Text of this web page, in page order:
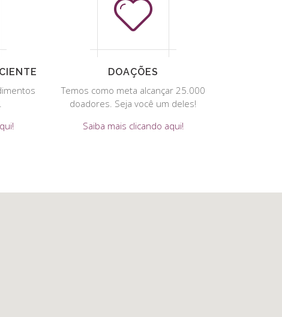
DOAÇÕES
Temos como meta alcançar 25.000
doadores. Seja você um deles!
Saiba mais clicando aqui!